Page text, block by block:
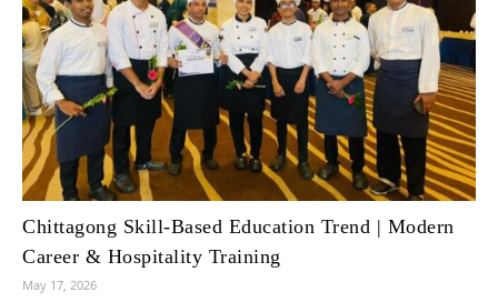
Chittagong Skill-Based Education Trend | Modern
Career & Hospitality Training
May 17, 2026